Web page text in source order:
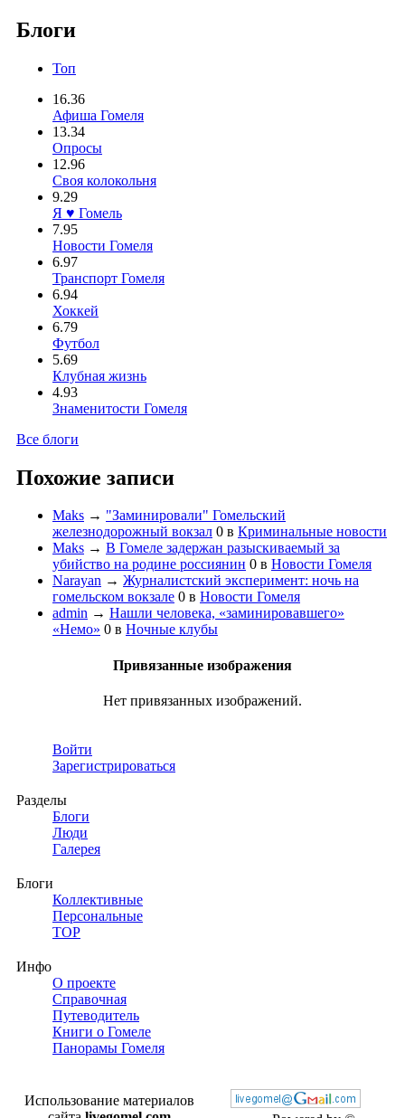
Блоги
Топ
16.36
Афиша Гомеля
13.34
Опросы
12.96
Своя колокольня
9.29
Я ♥ Гомель
7.95
Новости Гомеля
6.97
Транспорт Гомеля
6.94
Хоккей
6.79
Футбол
5.69
Клубная жизнь
4.93
Знаменитости Гомеля
Все блоги
Похожие записи
Maks → "Заминировали" Гомельский
железнодорожный вокзал 0 в Криминальные новости
Maks → В Гомеле задержан разыскиваемый за
убийство на родине россиянин 0 в Новости Гомеля
Narayan → Журналистский эксперимент: ночь на
гомельском вокзале 0 в Новости Гомеля
admin → Нашли человека, «заминировавшего»
«Немо» 0 в Ночные клубы
Привязанные изображения
Нет привязанных изображений.
Войти
Зарегистрироваться
Разделы
Блоги
Люди
Галерея
Блоги
Коллективные
Персональные
TOP
Инфо
О проекте
Справочная
Путеводитель
Книги о Гомеле
Панорамы Гомеля
Использование материалов